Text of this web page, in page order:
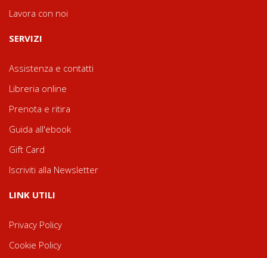
Lavora con noi
SERVIZI
Assistenza e contatti
Libreria online
Prenota e ritira
Guida all'ebook
Gift Card
Iscriviti alla Newsletter
LINK UTILI
Privacy Policy
Cookie Policy